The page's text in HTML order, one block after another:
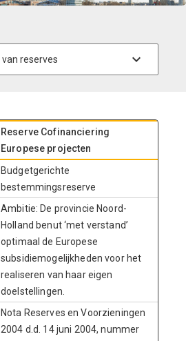
Reserve Cofinanciering
Europese projecten
Budgetgerichte
bestemmingsreserve
Ambitie: De provincie Noord-
Holland benut ‘met verstand’
optimaal de Europese
subsidiemogelijkheden voor het
realiseren van haar eigen
doelstellingen.
Nota Reserves en Voorzieningen
2004 d.d. 14 juni 2004, nummer